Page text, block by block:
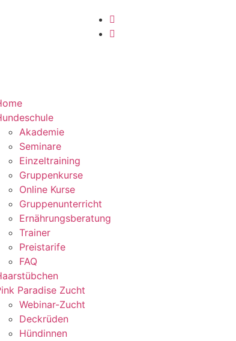
Akademie
Seminare
Einzeltraining
Gruppenkurse
Online Kurse
Gruppenunterricht
Ernährungsberatung
Trainer
Preistarife
FAQ
Paradise Zucht
Webinar-Zucht
Deckrüden
Hündinnen